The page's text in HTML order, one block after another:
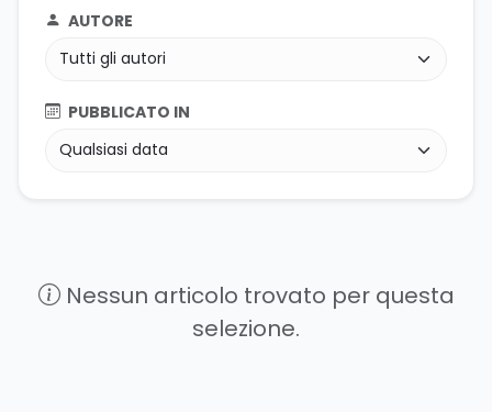
AUTORE
PUBBLICATO IN
Nessun articolo trovato per questa
selezione.